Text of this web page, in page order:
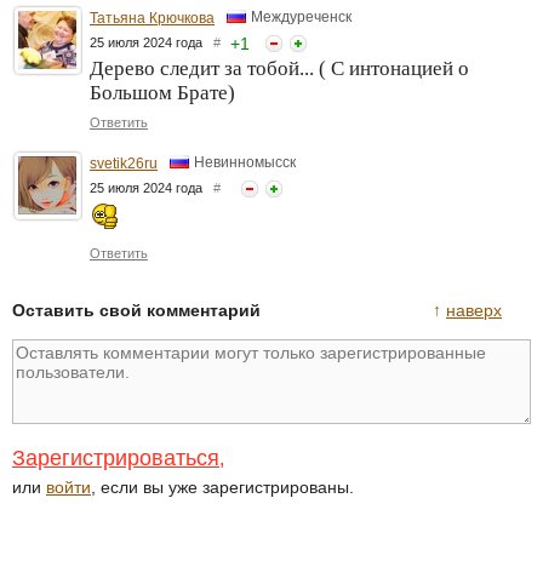
Татьяна Крючкова Междуреченск
25 июля 2024 года # +1
Дерево следит за тобой... ( С интонацией о
Большом Брате)
Ответить
svetik26ru Невинномысск
25 июля 2024 года #
Ответить
↑ наверх
Оставить свой комментарий
Зарегистрироваться,
или войти, если вы уже зарегистрированы.